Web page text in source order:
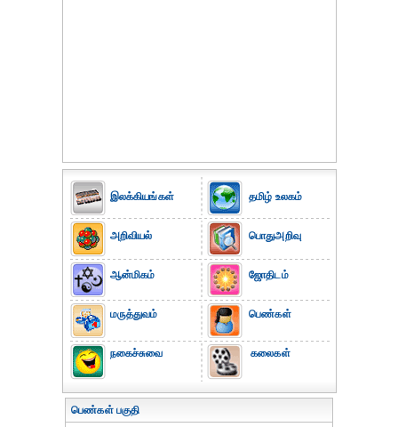
இலக்கியங்கள்
அறிவியல்
ஆன்மிகம்
மருத்துவம்
நகைச்சுவை
தமிழ் உலகம்
பொதுஅறிவு
ஜோதிடம்
பெண்கள்
கலைகள்
பெண்கள் பகுதி